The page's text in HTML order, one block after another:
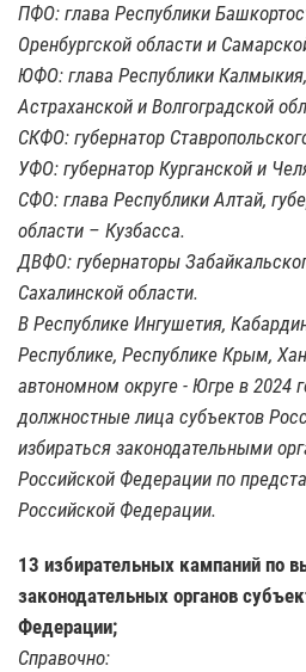
ПФО: глава Республики
Оренбургской области и
ЮФО: глава Республики
Астраханской и Волгоградской
СКФО: губернатор
УФО: губернатор Курганской и
СФО: глава Республики Алтай,
области – Кузбасса.
ДВФО: губернаторы
Сахалинской области.
В Республике Ингушетия,
Республике, Республике Крым,
автономном округе - Югре в 2024
должностные лица субъектов
избираться законодательными
Российской Федерации по
Российской Федерации.
13 избирательных кампаний по
законодательных органов
Федерации;
Справочно: